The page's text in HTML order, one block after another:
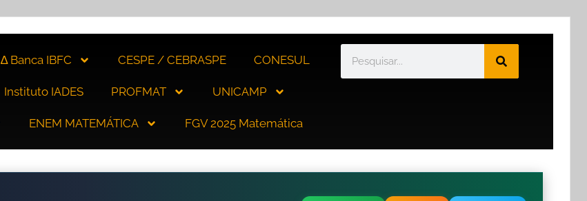
∆ Banca IBFC CESPE / CEBRASPE CONESUL
Instituto IADES PROFMAT UNICAMP
ENEM MATEMÁTICA FGV 2025 Matemática